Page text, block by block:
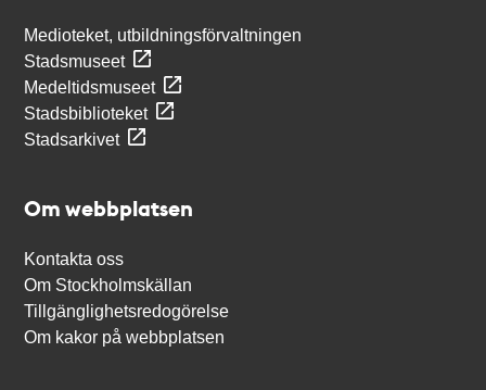
Medioteket, utbildningsförvaltningen
Stadsmuseet
Medeltidsmuseet
Stadsbiblioteket
Stadsarkivet
Om webbplatsen
Kontakta oss
Om Stockholmskällan
Tillgänglighetsredogörelse
Om kakor på webbplatsen